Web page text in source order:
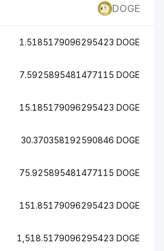
DOGE
1.5185179096295423 DOGE
7.5925895481477115 DOGE
15.185179096295423 DOGE
30.370358192590846 DOGE
75.925895481477115 DOGE
151.85179096295423 DOGE
1,518.5179096295423 DOGE